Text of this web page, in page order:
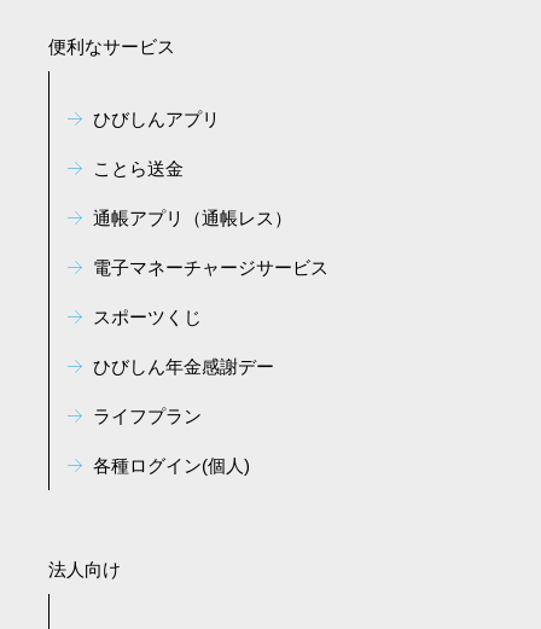
便利なサービス
ひびしんアプリ
ことら送金
通帳アプリ（通帳レス）
電子マネーチャージサービス
スポーツくじ
ひびしん年金感謝デー
ライフプラン
各種ログイン(個人)
法人向け